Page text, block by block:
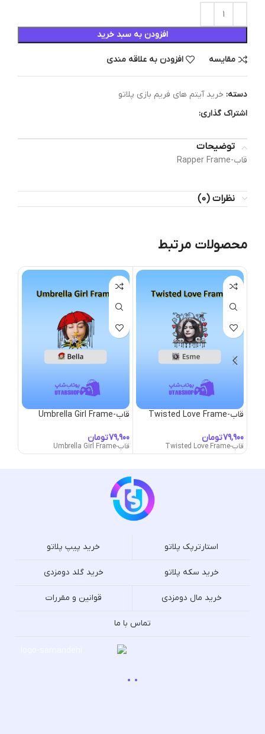
افزودن به سبد خرید
مقایسه افزودن به علاقه مندی
دسته: خرید آیتم های فریم بازی پلاتو
اشتراک گذاری:
توضیحات
قاب-Rapper Frame
نظرات (0)
محصولات مرتبط
قاب-Twisted Love Frame
تومان
قاب-Twisted Love Frame
قاب-Umbrella Girl Frame
تومان
قاب-Umbrella Girl Frame
استارترپک پلاتو خرید پیپ پلاتو
خرید سکه پلاتو خرید گلد دومزدی
خرید مال دومزدی قوانین و مقررات
تماس با ما